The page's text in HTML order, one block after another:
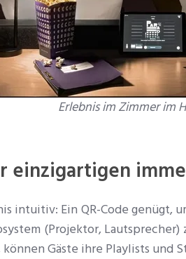
Erlebnis im Zimmer im
einzigartigen
intuitiv: Ein QR-Code
(Projektor,
Gäste ihre Playlists und